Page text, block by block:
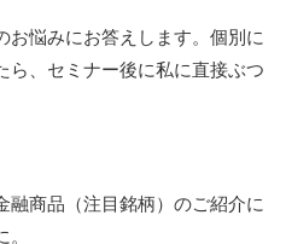
お悩みにお答えします。個別に
ら、セミナー後に私に直接ぶつ
融商品（注目銘柄）のご紹介に